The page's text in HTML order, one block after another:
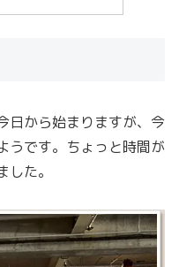
日から始まりますが、今
うです。ちょっと時間が
た。